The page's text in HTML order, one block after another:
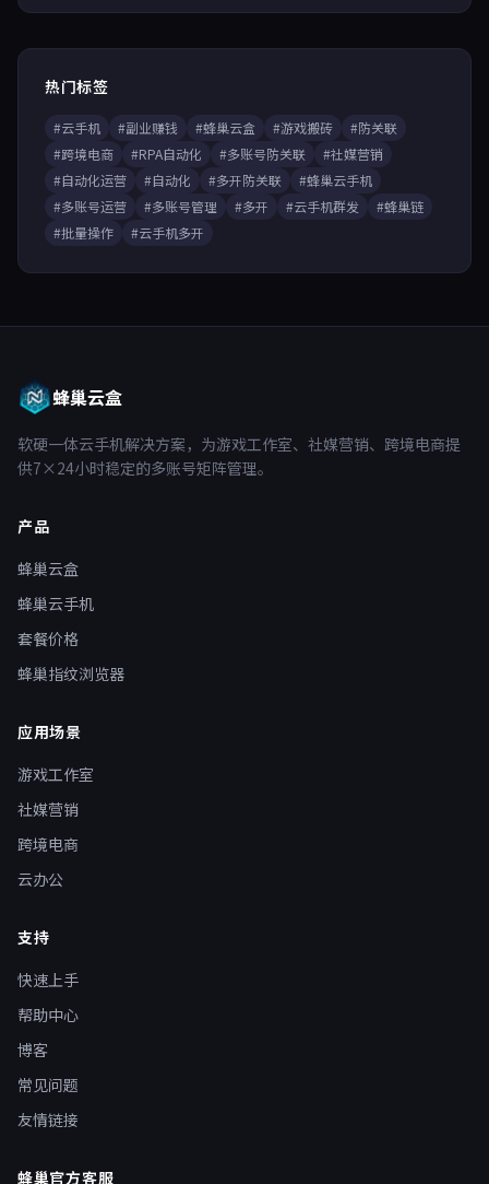
热门标签
#云手机 #副业赚钱 #蜂巢云盒 #游戏搬砖
#防关联
#跨境电商
#RPA自动化 #多账号防关联
#社媒营销
#自动化运营
#自动化 #多开防关联
#蜂巢云手机
#多账号运营
#多账号管理 #多开 #云手机群发
#蜂巢链
#批量操作
#云手机多开
蜂巢云盒
软硬一体云手机解决方案，为游戏工作室、社媒营销、跨境电商提
供7×24小时稳定的多账号矩阵管理。
产品
蜂巢云盒
蜂巢云手机
套餐价格
蜂巢指纹浏览器
应用场景
游戏工作室
社媒营销
跨境电商
云办公
支持
快速上手
帮助中心
博客
常见问题
友情链接
蜂巢官方客服